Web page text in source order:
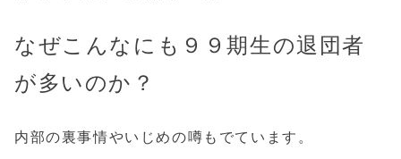
なぜこんなにも９９期生の退団者
が多いのか？
内部の裏事情やいじめの噂もでています。